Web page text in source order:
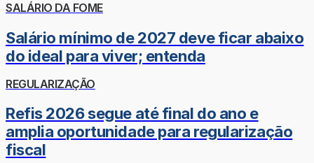
SALÁRIO DA FOME
Salário mínimo de 2027 deve ficar abaixo
do ideal para viver; entenda
REGULARIZAÇÃO
Refis 2026 segue até final do ano e
amplia oportunidade para regularização
fiscal